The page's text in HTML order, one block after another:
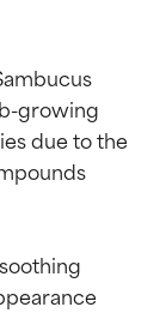
growing
due to the